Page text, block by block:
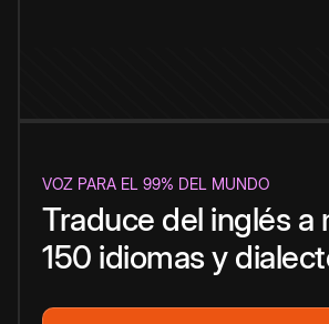
VOZ PARA EL 99% DEL MUNDO
Traduce del inglés a
150 idiomas y